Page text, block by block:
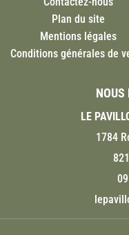
Plan du site
Mentions légales
Conditions générales de
NOUS
LE
1784